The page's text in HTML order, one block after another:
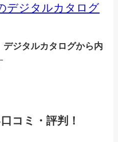
デジタルカタログ
デジタルカタログから内
コミ・評判！